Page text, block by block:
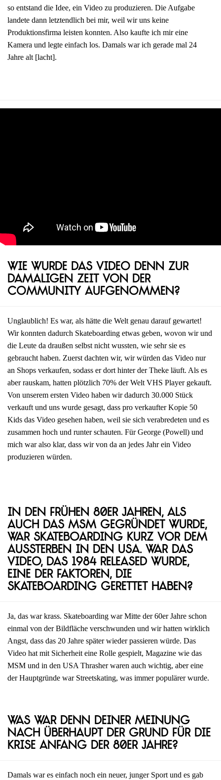
so entstand die Idee, ein Video zu produzieren. Die Aufgabe
landete dann letztendlich bei mir, weil wir uns keine
Produktionsfirma leisten konnten. Also kaufte ich mir eine
Kamera und legte einfach los. Damals war ich gerade mal 24
Jahre alt [lacht].
Wie wurde das Video denn zur
damaligen Zeit von der
Community aufgenommen?
Unglaublich! Es war, als hätte die Welt genau darauf gewartet!
Wir konnten dadurch Skateboarding etwas geben, wovon wir und
die Leute da draußen selbst nicht wussten, wie sehr sie es
gebraucht haben. Zuerst dachten wir, wir würden das Video nur
an Shops verkaufen, sodass er dort hinter der Theke läuft. Als es
aber rauskam, hatten plötzlich 70% der Welt VHS Player gekauft.
Von unserem ersten Video haben wir dadurch 30.000 Stück
verkauft und uns wurde gesagt, dass pro verkaufter Kopie 50
Kids das Video gesehen haben, weil sie sich verabredeten und es
zusammen hoch und runter schauten. Für George (Powell) und
mich war also klar, dass wir von da an jedes Jahr ein Video
produzieren würden.
In den frühen 80er Jahren, als
auch das MSM gegründet wurde,
war Skateboarding kurz vor dem
Aussterben in den USA. War das
Video, das 1984 released wurde,
eine der Faktoren, die
Skateboarding gerettet haben?
Ja, das war krass. Skateboarding war Mitte der 60er Jahre schon
einmal von der Bildfläche verschwunden und wir hatten wirklich
Angst, dass das 20 Jahre später wieder passieren würde. Das
Video hat mit Sicherheit eine Rolle gespielt, Magazine wie das
MSM und in den USA Thrasher waren auch wichtig, aber eine
der Hauptgründe war Streetskating, was immer populärer wurde.
Was war denn deiner Meinung
nach überhaupt der Grund für die
Krise Anfang der 80er Jahre?
Damals war es einfach noch ein neuer, junger Sport und es gab